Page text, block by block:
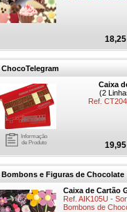
ChocoTelegram
Informação
de Produto
Caixa
(2
Ref.
Bombons e Figuras de Chocolate
Caixa de Cartão
Ref. AIK105U -
Bombons de